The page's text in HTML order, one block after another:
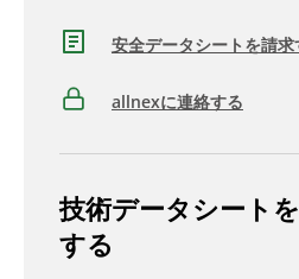
安全データシートを請求
allnexに連絡する
技術データシート
する